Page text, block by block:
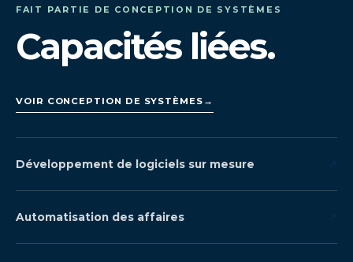
FAIT PARTIE DE CONCEPTION DE SYSTÈMES
Capacités liées.
VOIR CONCEPTION DE SYSTÈMES →
Développement de logiciels sur mesure
Automatisation des affaires